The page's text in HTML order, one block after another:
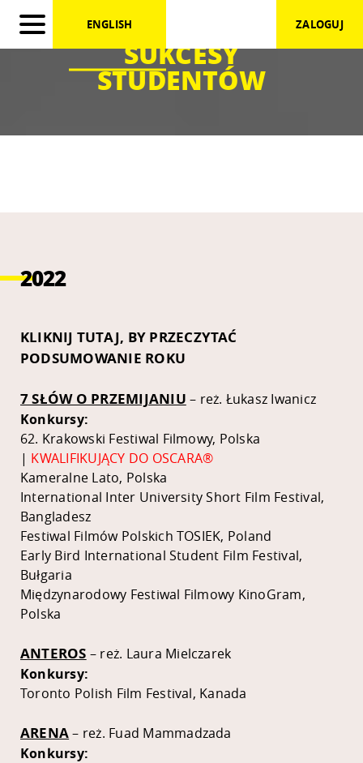
SUKCESY
STUDENTÓW
ENGLISH ZALOGUJ
2022
KLIKNIJ TUTAJ, BY PRZECZYTAĆ
PODSUMOWANIE ROKU
7 SŁÓW O PRZEMIJANIU – reż. Łukasz Iwanicz
Konkursy:
62. Krakowski Festiwal Filmowy, Polska
| KWALIFIKUJĄCY DO OSCARA®
Kameralne Lato, Polska
International Inter University Short Film Festival,
Bangladesz
Festiwal Filmów Polskich TOSIEK, Poland
Early Bird International Student Film Festival,
Bułgaria
Międzynarodowy Festiwal Filmowy KinoGram,
Polska
ANTEROS – reż. Laura Mielczarek
Konkursy:
Toronto Polish Film Festival, Kanada
ARENA– reż. Fuad Mammadzada
Konkursy: